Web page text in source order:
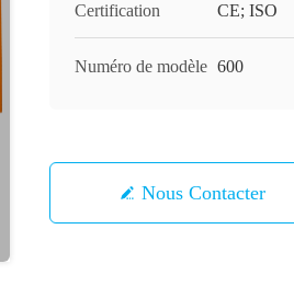
Certification CE; ISO
Numéro de modèle 600
Nous Contacter